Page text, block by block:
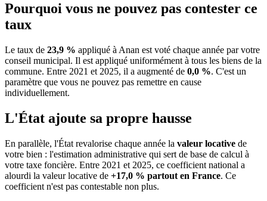
Pourquoi vous ne pouvez pas contester ce
taux
Le taux de 23,9 % appliqué à Anan est voté chaque année par votre
conseil municipal. Il est appliqué uniformément à tous les biens de la
commune. Entre 2021 et 2025, il a augmenté de 0,0 %. C'est un
paramètre que vous ne pouvez pas remettre en cause
individuellement.
L'État ajoute sa propre hausse
En parallèle, l'État revalorise chaque année la valeur locative de
votre bien : l'estimation administrative qui sert de base de calcul à
votre taxe foncière. Entre 2021 et 2025, ce coefficient national a
alourdi la valeur locative de +17,0 % partout en France. Ce
coefficient n'est pas contestable non plus.